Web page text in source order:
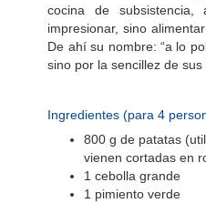
cocina de subsistencia,
impresionar, sino
De ahí su nombre: “a lo
sino por la sencillez de sus
Ingredientes (para 4
800 g de patatas
vienen cortadas en
1 cebolla grande
1 pimiento verde